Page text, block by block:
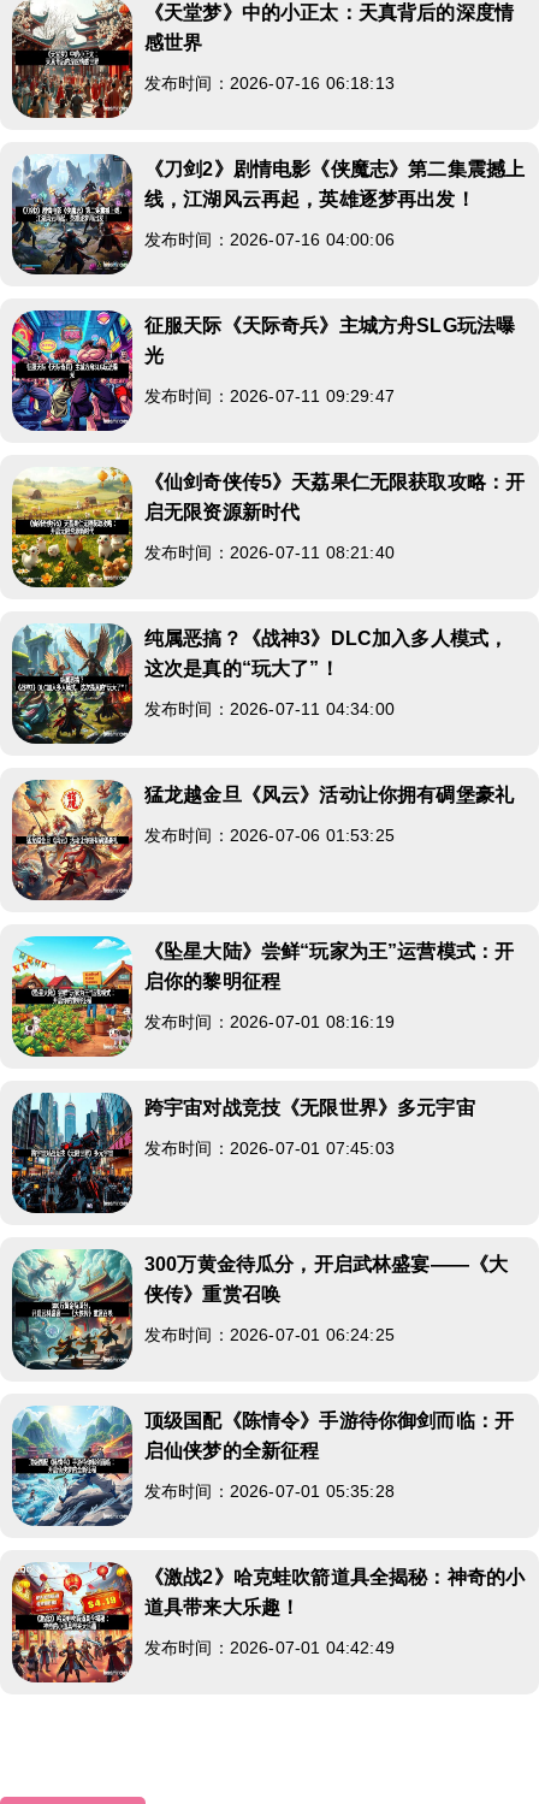
《天堂梦》中的小正太：天真背后的深度情
感世界
发布时间：2026-07-16 06:18:13
《刀剑2》剧情电影《侠魔志》第二集震撼上
线，江湖风云再起，英雄逐梦再出发！
发布时间：2026-07-16 04:00:06
征服天际《天际奇兵》主城方舟SLG玩法曝
光
发布时间：2026-07-11 09:29:47
《仙剑奇侠传5》天荔果仁无限获取攻略：开
启无限资源新时代
发布时间：2026-07-11 08:21:40
纯属恶搞？《战神3》DLC加入多人模式，
这次是真的“玩大了”！
发布时间：2026-07-11 04:34:00
猛龙越金旦《风云》活动让你拥有碉堡豪礼
发布时间：2026-07-06 01:53:25
《坠星大陆》尝鲜“玩家为王”运营模式：开
启你的黎明征程
发布时间：2026-07-01 08:16:19
跨宇宙对战竞技《无限世界》多元宇宙
发布时间：2026-07-01 07:45:03
300万黄金待瓜分，开启武林盛宴——《大
侠传》重赏召唤
发布时间：2026-07-01 06:24:25
顶级国配《陈情令》手游待你御剑而临：开
启仙侠梦的全新征程
发布时间：2026-07-01 05:35:28
《激战2》哈克蛙吹箭道具全揭秘：神奇的小
道具带来大乐趣！
发布时间：2026-07-01 04:42:49